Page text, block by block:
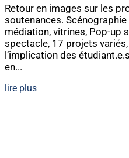
Retour en images sur les
soutenances.
médiation, vitrines, Pop-up
spectacle, 17 projets
l’implication des
en...
lire plus